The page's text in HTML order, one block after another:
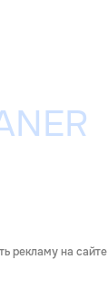
рекламу на сайте